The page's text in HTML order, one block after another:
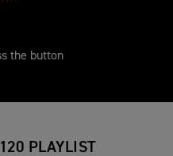
the button
PLAYLIST